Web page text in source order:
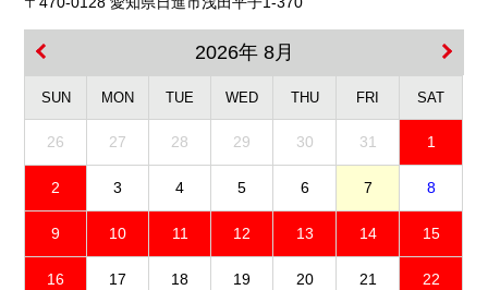
2026年 8月
SUN MON TUE WED THU FRI SAT
26 27 28 29 30 31 1
2 3 4 5 6 7 8
9 10 11 12 13 14 15
16 17 18 19 20 21 22